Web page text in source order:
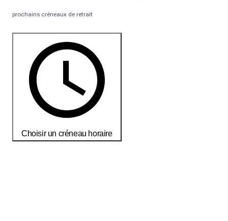
prochains créneaux de retrait
Choisir un créneau horaire